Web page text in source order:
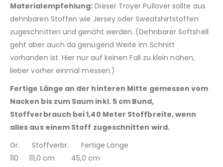
Materialempfehlung: Dieser Troyer Pullover sollte aus
dehnbaren Stoffen wie Jersey oder Sweatshirtstoffen
zugeschnitten und genäht werden. (Dehnbarer Softshell
geht aber auch da genügend Weite im Schnitt
vorhanden ist. Hier nur auf keinen Fall zu klein nähen,
lieber vorher einmal messen.)
Fertige Länge an der hinteren Mitte gemessen vom
Nacken bis zum Saum inkl. 5 cm Bund,
Stoffverbrauch bei 1,40 Meter Stoffbreite, wenn
alles aus einem Stoff zugeschnitten wird.
Gr. Stoffverbr. Fertige Länge
110 111,0 cm 45,0 cm